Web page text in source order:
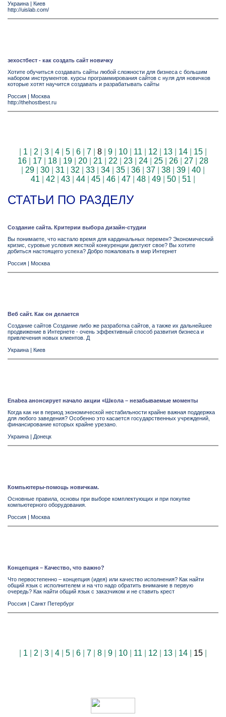
Украина | Киев
http://uislab.com/
зехостбест - как создать сайт новичку
Хотите обучиться создавать сайты любой сложности для бизнеса с большим
набором инструментов. курсы программирования сайтов с нуля для новичков
которые хотят научится создавать и разрабатывать сайты
Россия | Москва
http://thehostbest.ru
1 2 3 4 5 6 7 8 9 10 11 12 13 14 15
16
17 18 19 20 21 22 23 24 25 26 27
28
29 30 31 32 33 34 35 36 37 38 39 40
41
42 43 44 45 46 47 48 49 50 51
СТАТЬИ ПО РАЗДЕЛУ
Создание сайта. Критерии выбора дизайн-студии
Вы понимаете, что настало время для кардинальных перемен? Экономический
кризис, суровые условия жесткой конкуренции диктуют свое? Вы хотите
добиться настоящего успеха? Добро пожаловать в мир Интернет
Россия | Москва
Веб сайт. Как он делается
Создание сайтов Создание либо же разработка сайтов, а также их дальнейшее
продвижение в Интернете - очень эффективный способ развития бизнеса и
привлечения новых клиентов. Д
Украина | Киев
Enabea анонсирует начало акции «Школа – незабываемые моменты
Когда как ни в период экономической нестабильности крайне важная поддержка
для любого заведения? Особенно это касается государственных учреждений,
финансирование которых крайне урезано.
Украина | Донецк
Компьютеры-помощь новичкам.
Основные правила, основы при выборе комплектующих и при покупке
компьютерного оборудования.
Россия | Москва
Концепция – Качество, что важно?
Что первостепенно – концепция (идея) или качество исполнения? Как найти
общий язык с исполнителем и на что надо обратить внимание в первую
очередь? Как найти общий язык с заказчиком и не ставить крест
Россия | Санкт Петербург
1 2 3 4 5 6 7 8 9 10 11 12 13 14 15